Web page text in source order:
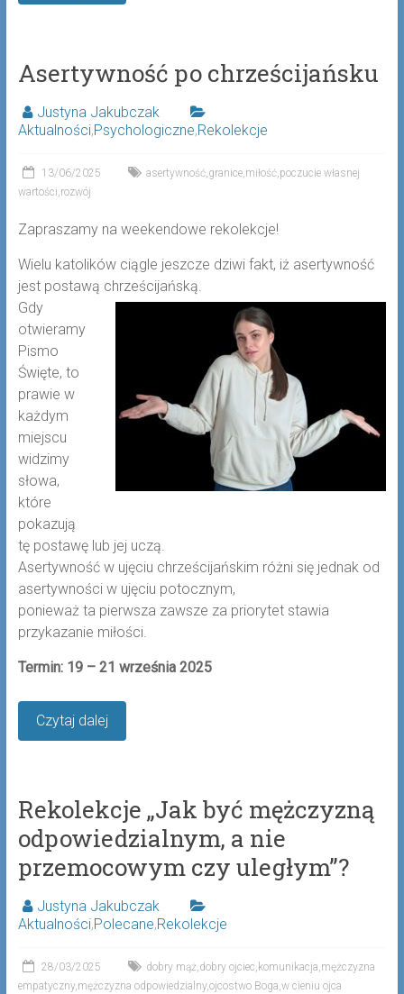
Asertywność po chrześcijańsku
Justyna Jakubczak
Aktualności,Psychologiczne,Rekolekcje
13/06/2025 asertywność, granice, miłość, poczucie własnej
wartości rozwój
Zapraszamy na weekendowe rekolekcje!
Wielu katolików ciągle jeszcze dziwi fakt, iż asertywność
jest postawą chrześcijańską.
Gdy
otwieramy
Pismo
Święte, to
prawie w
każdym
miejscu
widzimy
słowa,
które
pokazują
tę postawę lub jej uczą.
Asertywność w ujęciu chrześcijańskim różni się jednak od
asertywności w ujęciu potocznym,
ponieważ ta pierwsza zawsze za priorytet stawia
przykazanie miłości.
Termin: 19 – 21 września 2025
Czytaj dalej
Rekolekcje „Jak być mężczyzną
odpowiedzialnym, a nie
przemocowym czy uległym”?
Justyna Jakubczak
Aktualności,Polecane,Rekolekcje
28/03/2025 dobry mąż dobry ojciec komunikacja mężczyzna
empatyczny, mężczyzna odpowiedzialny,ojcostwo Boga w cieniu ojca